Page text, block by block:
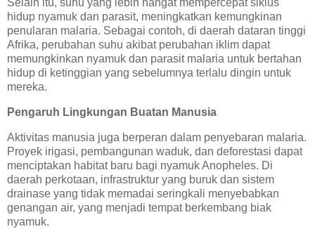
Selain itu, suhu yang lebih hangat mempercepat siklus
hidup nyamuk dan parasit, meningkatkan kemungkinan
penularan malaria. Sebagai contoh, di daerah dataran tinggi
Afrika, perubahan suhu akibat perubahan iklim dapat
memungkinkan nyamuk dan parasit malaria untuk bertahan
hidup di ketinggian yang sebelumnya terlalu dingin untuk
mereka.
Pengaruh Lingkungan Buatan Manusia
Aktivitas manusia juga berperan dalam penyebaran malaria.
Proyek irigasi, pembangunan waduk, dan deforestasi dapat
menciptakan habitat baru bagi nyamuk Anopheles. Di
daerah perkotaan, infrastruktur yang buruk dan sistem
drainase yang tidak memadai seringkali menyebabkan
genangan air, yang menjadi tempat berkembang biak
nyamuk.